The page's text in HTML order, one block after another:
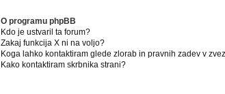
O programu phpBB
Kdo je ustvaril ta forum?
Zakaj funkcija X ni na voljo?
Koga lahko kontaktiram glede zlorab in pravnih zadev v
Kako kontaktiram skrbnika strani?